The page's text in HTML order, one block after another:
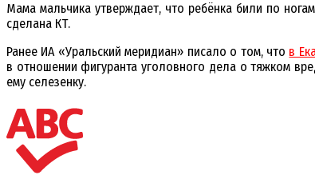
Мама мальчика утверждает, что ребёнка били по
сделана КТ.
Ранее ИА «Уральский меридиан» писало о том, что в
в отношении фигуранта уголовного дела о тяжком
ему селезенку.